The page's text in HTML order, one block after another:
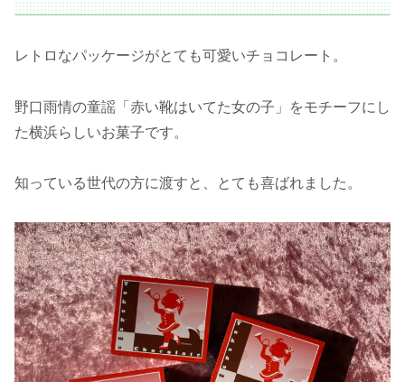
レトロなパッケージがとても可愛いチョコレート。
野口雨情の童謡「赤い靴はいてた女の子」をモチーフにし
た横浜らしいお菓子です。
知っている世代の方に渡すと、とても喜ばれました。